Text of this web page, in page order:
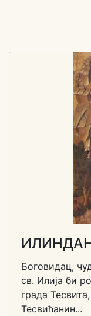
Боговидац,
св. Илија би
града
Тесвићанин...